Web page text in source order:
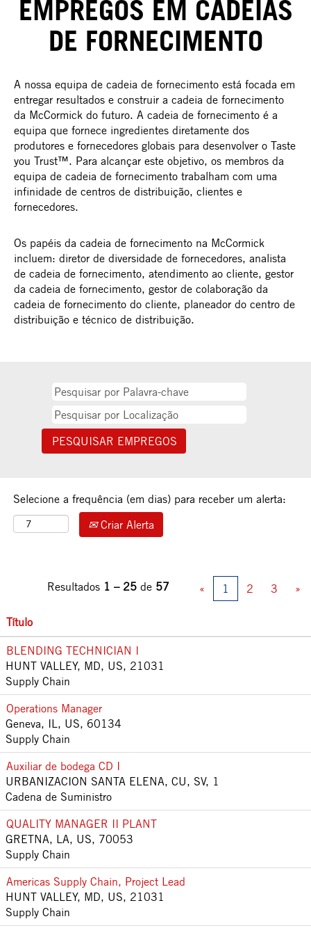
EMPREGOS EM CADEIAS
DE FORNECIMENTO
A nossa equipa de cadeia de fornecimento está focada em
entregar resultados e construir a cadeia de fornecimento
da McCormick do futuro. A cadeia de fornecimento é a
equipa que fornece ingredientes diretamente dos
produtores e fornecedores globais para desenvolver o Taste
you Trust™. Para alcançar este objetivo, os membros da
equipa de cadeia de fornecimento trabalham com uma
infinidade de centros de distribuição, clientes e
fornecedores.
Os papéis da cadeia de fornecimento na McCormick
incluem: diretor de diversidade de fornecedores, analista
de cadeia de fornecimento, atendimento ao cliente, gestor
da cadeia de fornecimento, gestor de colaboração da
cadeia de fornecimento do cliente, planeador do centro de
distribuição e técnico de distribuição.
Selecione a frequência (em dias) para receber um alerta:
Criar Alerta
Resultados 1 – 25 de 57 « 1 2 3 »
Título
BLENDING TECHNICIAN I
HUNT VALLEY, MD, US, 21031
Supply Chain
Operations Manager
Geneva, IL, US, 60134
Supply Chain
Auxiliar de bodega CD I
URBANIZACION SANTA ELENA, CU, SV, 1
Cadena de Suministro
QUALITY MANAGER II PLANT
GRETNA, LA, US, 70053
Supply Chain
Americas Supply Chain, Project Lead
HUNT VALLEY, MD, US, 21031
Supply Chain